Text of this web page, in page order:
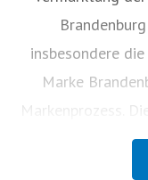
insbesondere
Marke
Markenprozess.
Land